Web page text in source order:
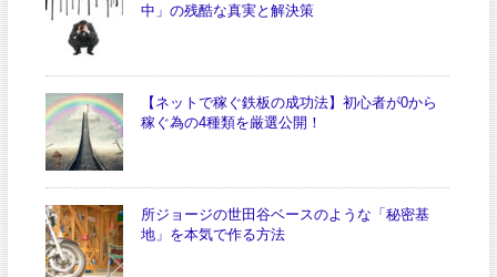
中」の残酷な真実と解決策
【ネットで稼ぐ鉄板の成功法】初心者が0から
稼ぐ為の4種類を厳選公開！
所ジョージの世田谷ベースのような「秘密基
地」を本気で作る方法